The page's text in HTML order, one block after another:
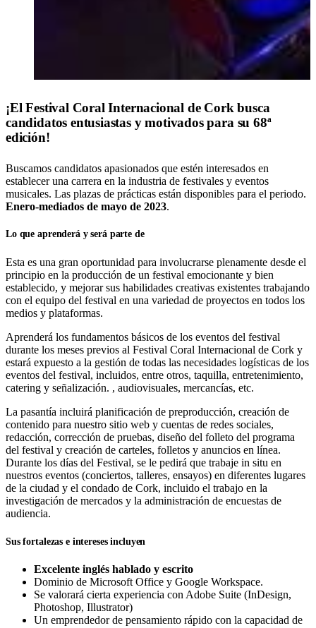
¡El Festival Coral Internacional de Cork busca
candidatos entusiastas y motivados para su 68ª
edición!
Buscamos candidatos apasionados que estén interesados en
establecer una carrera en la industria de festivales y eventos
musicales. Las plazas de prácticas están disponibles para el periodo.
Enero-mediados de mayo de 2023.
Lo que aprenderá y será parte de
Esta es una gran oportunidad para involucrarse plenamente desde el
principio en la producción de un festival emocionante y bien
establecido, y mejorar sus habilidades creativas existentes trabajando
con el equipo del festival en una variedad de proyectos en todos los
medios y plataformas.
Aprenderá los fundamentos básicos de los eventos del festival
durante los meses previos al Festival Coral Internacional de Cork y
estará expuesto a la gestión de todas las necesidades logísticas de los
eventos del festival, incluidos, entre otros, taquilla, entretenimiento,
catering y señalización. , audiovisuales, mercancías, etc.
La pasantía incluirá planificación de preproducción, creación de
contenido para nuestro sitio web y cuentas de redes sociales,
redacción, corrección de pruebas, diseño del folleto del programa
del festival y creación de carteles, folletos y anuncios en línea.
Durante los días del Festival, se le pedirá que trabaje in situ en
nuestros eventos (conciertos, talleres, ensayos) en diferentes lugares
de la ciudad y el condado de Cork, incluido el trabajo en la
investigación de mercados y la administración de encuestas de
audiencia.
Sus fortalezas e intereses incluyen
Excelente inglés hablado y escrito
Dominio de Microsoft Office y Google Workspace.
Se valorará cierta experiencia con Adobe Suite (InDesign,
Photoshop, Illustrator)
Un emprendedor de pensamiento rápido con la capacidad de